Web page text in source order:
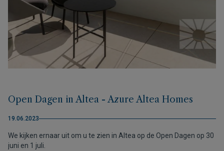
Open Dagen in Altea - Azure Altea Homes
19.06.2023
We kijken ernaar uit om u te zien in Altea op de Open Dagen op 30
juni en 1 juli.